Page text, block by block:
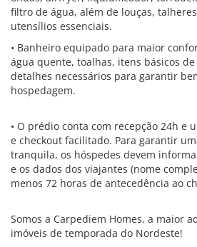
filtro de água, além de louças,
utensílios essenciais.
• Banheiro equipado para maior
água quente, toalhas, itens básicos
detalhes necessários para garantir
hospedagem.
• O prédio conta com recepção 24h e
e checkout facilitado. Para garantir
tranquila, os hóspedes devem
e os dados dos viajantes (nome
menos 72 horas de antecedência ao
Somos a Carpediem Homes, a maior
imóveis de temporada do Nordeste!